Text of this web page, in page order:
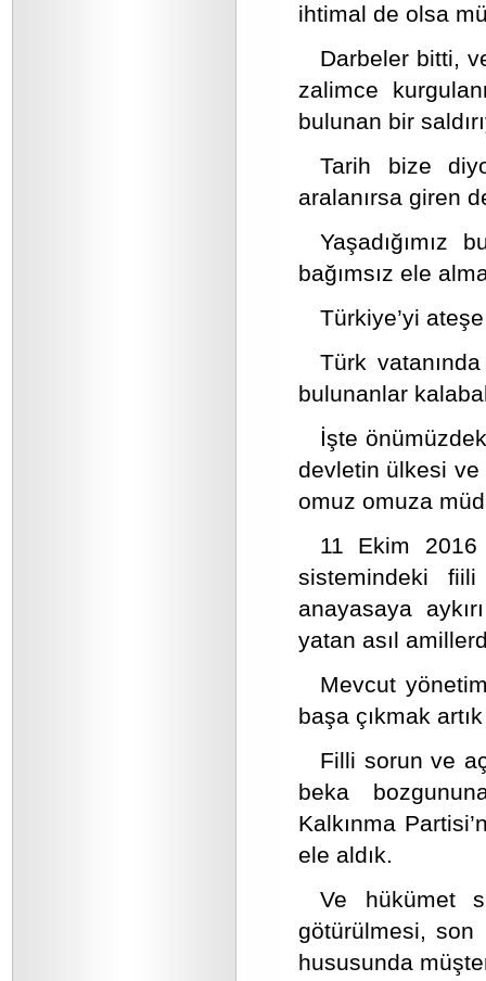
ihtimal de olsa
Darbeler bitti,
zalimce
bulunan bir
Tarih bize
aralanırsa giren
Yaşadığımız
bağımsız ele
Türkiye’yi
Türk
bulunanlar
İşte
devletin ülkesi
omuz omuza
11 Ekim 2016
sistemindeki fiili
anayasaya
yatan asıl
Mevcut
başa çıkmak
Filli sorun ve
beka
Kalkınma
ele aldık.
Ve hükümet
götürülmesi, son
hususunda